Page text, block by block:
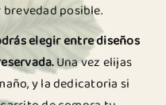
posible.
elegir entre diseños
Una vez elijas
y la dedicatoria si